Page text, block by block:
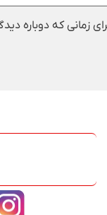
زمانی که دوباره